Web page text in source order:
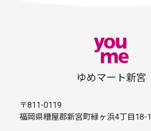
ゆめマート新宮
〒811-0119
福岡県糟屋郡新宮町緑ヶ浜4丁目18-1